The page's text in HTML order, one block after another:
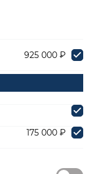
925 000 ₽
175 000 ₽